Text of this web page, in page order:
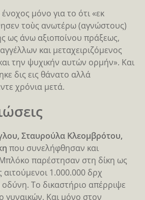
μόνο για το ότι «εκ
τοὺς ανωτέρω (αγνώστους)
ως άνω αξιοποίνου πράξεως,
και μεταχειριζόμενος
την ψυχικήν αυτών ορμήν». Και
δις εις θάνατο αλλά
χρόνια μετά.
Σταυρούλα Κλεομβρότου,
που συνελήφθησαν και
παρέστησαν στη δίκη ως
αιτούμενοι 1.000.000 δρχ
Το δικαστήριο απέρριψε
γυναικών. Και μόνο στον